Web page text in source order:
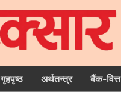
गृहपृष्‍ठ अर्थतन्त्र बैंक-वित्त